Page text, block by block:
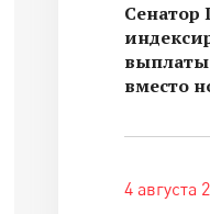
Сенатор
вместо
4 августа